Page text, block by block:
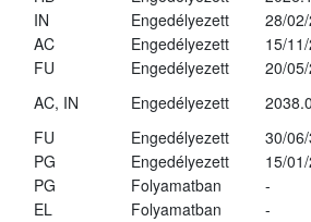
IN Engedélyezett
28/
AC Engedélyezett
15/
FU Engedélyezett
20/
AC, IN Engedélyezett
FU Engedélyezett
30/
PG Engedélyezett
15/
PG Folyamatban
-
EL Folyamatban
-